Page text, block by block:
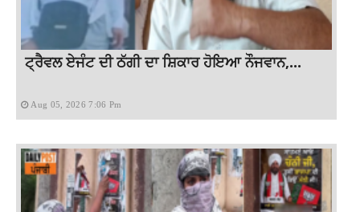
ਟ੍ਰੈਵਲ ਏਜੰਟ ਦੀ ਠੱਗੀ ਦਾ ਸ਼ਿਕਾਰ ਹੋਇਆ ਨੌਜਵਾਨ,...
Aug 05, 2026 7:06 Pm